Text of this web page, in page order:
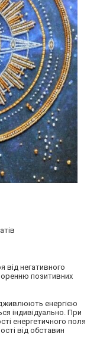
від негативного
позитивних
енергією
індивідуально. При
енергетичного поля
від обставин